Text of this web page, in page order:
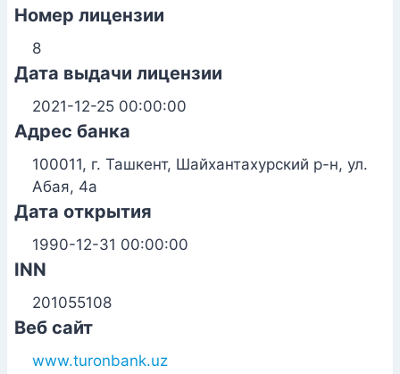
Номер лицензии
8
Дата выдачи лицензии
2021-12-25 00:00:00
Адрес банка
100011, г. Ташкент, Шайхантахурский р-н, ул.
Абая, 4а
Дата открытия
1990-12-31 00:00:00
INN
201055108
Веб сайт
www.turonbank.uz